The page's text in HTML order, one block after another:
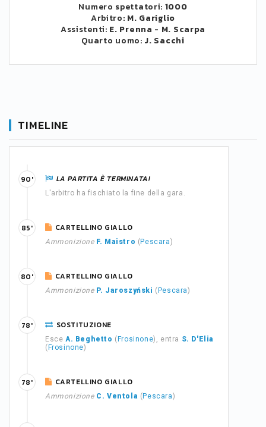
Numero spettatori: 1000
Arbitro: M. Gariglio
Assistenti: E. Prenna - M. Scarpa
Quarto uomo: J. Sacchi
TIMELINE
LA PARTITA È TERMINATA!
L'arbitro ha fischiato la fine della gara.
90'
CARTELLINO GIALLO
Ammonizione F. Maistro ( Pescara)
85'
CARTELLINO GIALLO
Ammonizione P. Jaroszyński ( Pescara)
80'
SOSTITUZIONE
Esce A. Beghetto ( Frosinone), entra S. D'Elia
( Frosinone)
78'
CARTELLINO GIALLO
Ammonizione C. Ventola ( Pescara)
78'